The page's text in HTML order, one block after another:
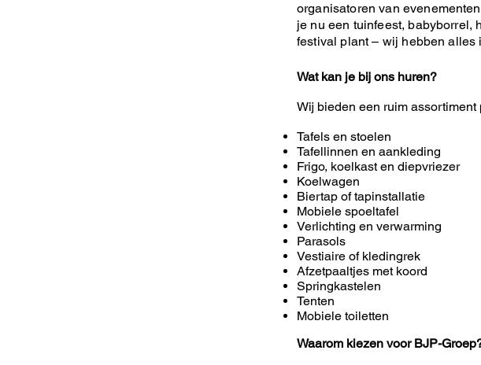
organisatoren van
je nu een tuinfeest, babyborrel,
festival plant – wij hebben alles
Wat kan je bij ons huren?
Wij bieden een ruim
Tafels en stoelen
Tafellinnen en aankleding
Frigo, koelkast en diepvriezer
Koelwagen
Biertap of tapinstallatie
Mobiele spoeltafel
Verlichting en verwarming
Parasols
Vestiaire of kledingrek
Afzetpaaltjes met koord
Springkastelen
Tenten
Mobiele toiletten
Waarom kiezen voor BJP-